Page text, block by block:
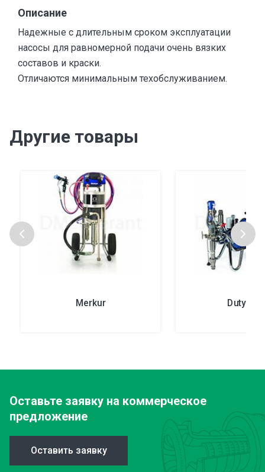
Описание
Надежные с длительным сроком эксплуатации
насосы для равномерной подачи очень вязких
составов и краски.
Отличаются минимальным техобслуживанием.
Другие товары
Merkur DutyMax
Оставьте заявку на коммерческое
предложение
Оставить заявку